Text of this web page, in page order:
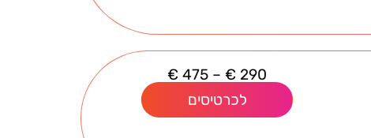
290
€
–
475
€
לכרטיסים